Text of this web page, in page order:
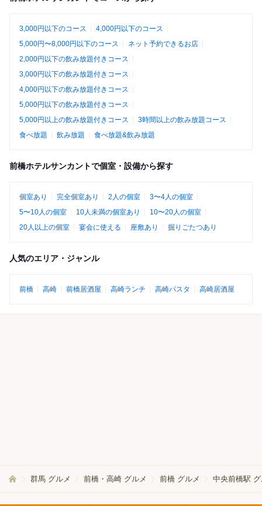
3,000円以下のコース
4,000円以下のコース
5,000円〜8,000円以下のコース
ネット予約できるお店
2,000円以下の飲み放題付きコース
3,000円以下の飲み放題付きコース
4,000円以下の飲み放題付きコース
5,000円以下の飲み放題付きコース
5,000円以上の飲み放題付きコース
3時間以上の飲み放題コース
食べ放題
飲み放題 食べ放題&飲み放題
前橋ホテルサンカントで個室・設備から探す
個室あり 完全個室あり 2人の個室
3〜4人の個室
5〜10人の個室
10人未満の個室あり
10〜20人の個室
20人以上の個室
宴会に使える 座敷あり 掘りごたつあり
人気のエリア・ジャンル
前橋 高崎 前橋居酒屋 高崎ランチ 高崎パスタ 高崎居酒屋
群馬 グルメ 前橋・高崎 グルメ 前橋 グルメ 中央前橋駅